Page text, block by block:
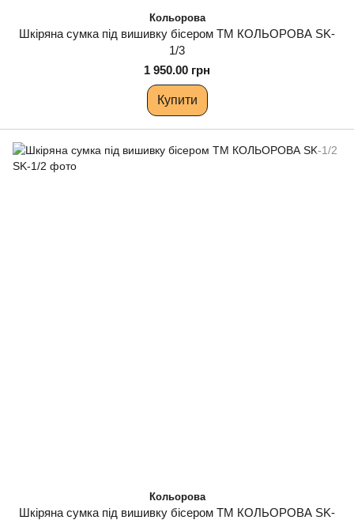
Кольорова
Шкіряна сумка під вишивку бісером ТМ КОЛЬОРОВА SK-
1/3
1 950.00 грн
Купити
Кольорова
Шкіряна сумка під вишивку бісером ТМ КОЛЬОРОВА SK-